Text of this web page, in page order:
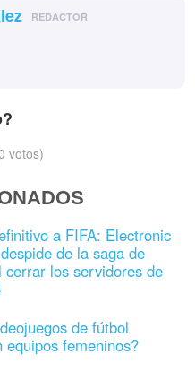
REDACTOR
votos)
a FIFA: Electronic
de la saga de
cerrar los servidores de
de fútbol
equipos femeninos?